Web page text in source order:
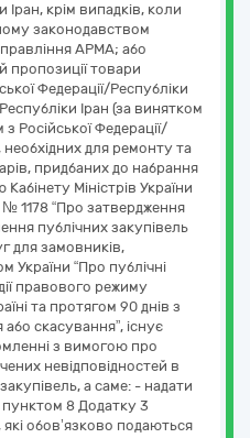
Іран, крім випадків, коли
законодавством
АРМА; або
пропозиції товари
Федерації/Республіки
Іран (за винятком
Російської Федерації/
необхідних для ремонту та
придбаних до набрання
Міністрів України
1178 “Про затвердження
публічних закупівель
для замовників,
України “Про публічні
правового режиму
та протягом 90 днів з
скасування”, існує
з вимогою про
невідповідностей в
а саме: - надати
пунктом 8 Додатку 3
обов’язково подаються